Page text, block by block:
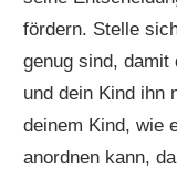
fördern. Stelle
genug sind,
und dein Kind ihn
deinem Kind, wie
anordnen kann,